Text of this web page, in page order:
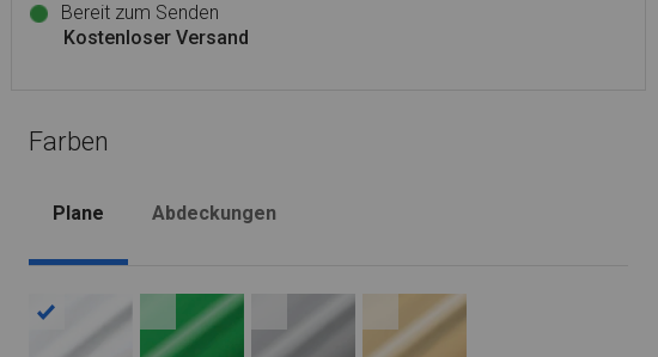
Bereit zum Senden
Kostenloser Versand
Farben
Plane Abdeckungen